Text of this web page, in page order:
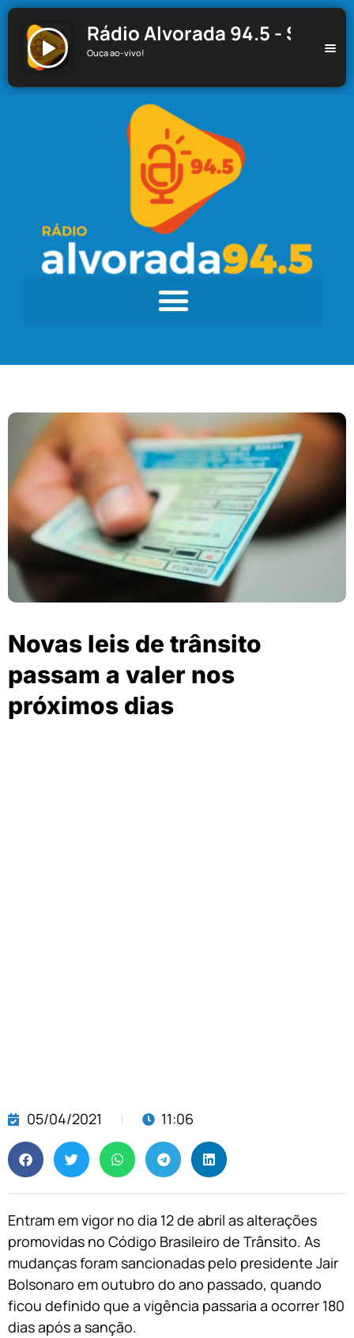
Rádio Alvorada 94.5 - Santa
Ouça ao-vivo!
Novas leis de trânsito
passam a valer nos
próximos dias
05/04/2021 11:06
Entram em vigor no dia 12 de abril as alterações
promovidas no Código Brasileiro de Trânsito. As
mudanças foram sancionadas pelo presidente Jair
Bolsonaro em outubro do ano passado, quando
ficou definido que a vigência passaria a ocorrer 180
dias após a sanção.